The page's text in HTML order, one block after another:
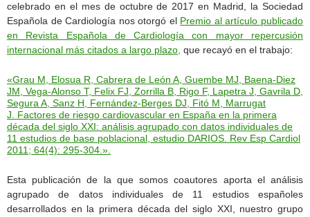
celebrado en el mes de octubre de 2017 en Madrid, la Sociedad
Española de Cardiología nos otorgó el Premio al artículo publicado
en Revista Española de Cardiología con mayor repercusión
internacional más citados a largo plazo, que recayó en el trabajo:
«Grau M, Elosua R, Cabrera de León A, Guembe MJ, Baena-Diez
JM, Vega-Alonso T, Felix FJ, Zorrilla B, Rigo F, Lapetra J, Gavrila D,
Segura A, Sanz H, Fernández-Berges DJ, Fitó M, Marrugat
J. Factores de riesgo cardiovascular en España en la primera
década del siglo XXI: análisis agrupado con datos individuales de
11 estudios de base poblacional, estudio DARIOS. Rev Esp Cardiol
2011; 64(4): 295-304.».
Esta publicación de la que somos coautores aporta el análisis
agrupado de datos individuales de 11 estudios españoles
desarrollados en la primera década del siglo XXI, nuestro grupo